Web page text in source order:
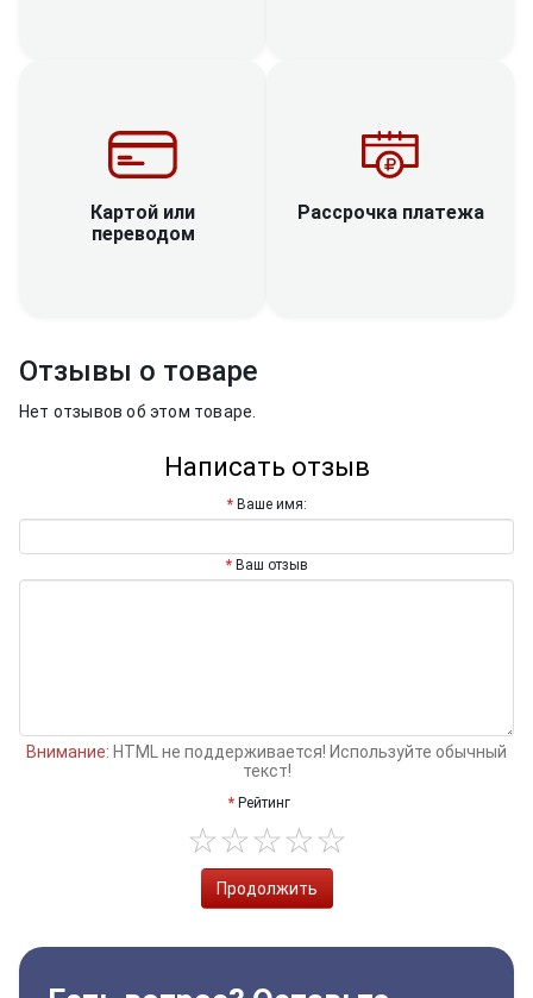
Картой или
переводом
Рассрочка платежа
Отзывы о товаре
Нет отзывов об этом товаре.
Написать отзыв
Ваше имя:
Ваш отзыв
Внимание: HTML не поддерживается! Используйте обычный
текст!
Рейтинг
Продолжить